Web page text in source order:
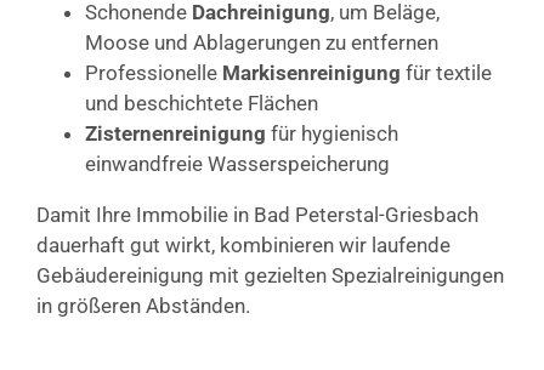
Schonende Dachreinigung, um Beläge,
Moose und Ablagerungen zu entfernen
Professionelle Markisenreinigung für textile
und beschichtete Flächen
Zisternenreinigung für hygienisch
einwandfreie Wasserspeicherung
Damit Ihre Immobilie in Bad Peterstal-Griesbach
dauerhaft gut wirkt, kombinieren wir laufende
Gebäudereinigung mit gezielten Spezialreinigungen
in größeren Abständen.